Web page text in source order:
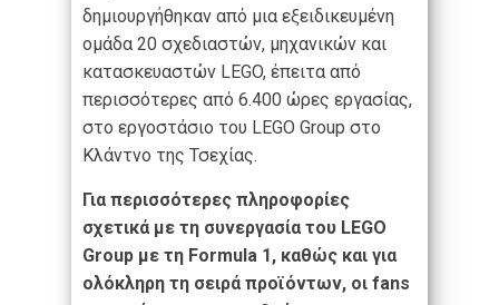
δημιουργήθηκαν από μια εξειδικευμένη
ομάδα 20 σχεδιαστών, μηχανικών και
κατασκευαστών LEGO, έπειτα από
περισσότερες από 6.400 ώρες εργασίας,
στο εργοστάσιο του LEGO Group στο
Κλάντνο της Τσεχίας.
Για περισσότερες πληροφορίες
σχετικά με τη συνεργασία του LEGO
Group με τη Formula 1, καθώς και για
ολόκληρη τη σειρά προϊόντων, οι fans